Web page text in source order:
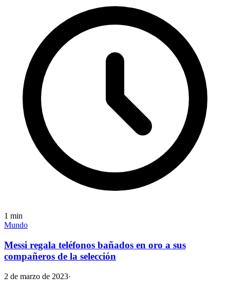
1 min
Mundo
Messi regala teléfonos bañados en oro a sus
compañeros de la selección
2 de marzo de 2023·